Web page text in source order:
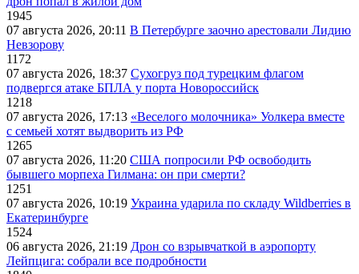
1945
07 августа 2026, 20:11 В Петербурге заочно арестовали Лидию
Невзорову
1172
07 августа 2026, 18:37 Сухогруз под турецким флагом
подвергся атаке БПЛА у порта Новороссийск
1218
07 августа 2026, 17:13 «Веселого молочника» Уолкера вместе
с семьей хотят выдворить из РФ
1265
07 августа 2026, 11:20 США попросили РФ освободить
бывшего морпеха Гилмана: он при смерти?
1251
07 августа 2026, 10:19 Украина ударила по складу Wildberries в
Екатеринбурге
1524
06 августа 2026, 21:19 Дрон со взрывчаткой в аэропорту
Лейпцига: собрали все подробности